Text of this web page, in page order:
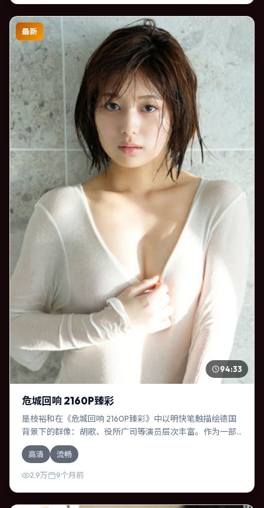
最新
94:33
危城回响 2160P臻彩
是枝裕和在《危城回响 2160P臻彩》中以明快笔触描绘德国
背景下的群像：胡歌、役所广司等演员层次丰富。作为一部
传记作品，故事从日常裂缝切入，逐步推向不可逆转的结
局；视听语言统一，情感落点克制有力。
高清 流畅
2.9万 9个月前